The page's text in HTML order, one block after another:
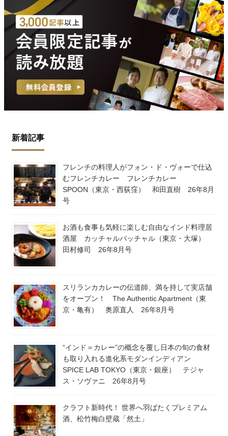
新着記事
フレンチの料理人がフォン・ド・ヴォーで仕込
むフレンチカレー フレンチカレー
SPOON（東京・西荻窪） 和田直樹 26年8月
号
お酒も食事も気軽に楽しむ自由なインド料理居
酒屋 カッチャルバッチャル（東京・大塚）
田村修司 26年8月号
スリランカカレーの伝道師、満を持して実店舗
をオープン！ The Authentic Apartment（東
京・亀有） 奥原直人 26年8月号
“インド＝カレー”の概念を覆し日本の旬の食材
も取り入れる進化系モダンインディアン
SPICE LAB TOKYO（東京・銀座） テジャ
ス・ソヴァニ 26年8月号
クラフト新時代！ 世界へ羽ばたくプレミアム
酒、松竹梅白壁蔵「然土」